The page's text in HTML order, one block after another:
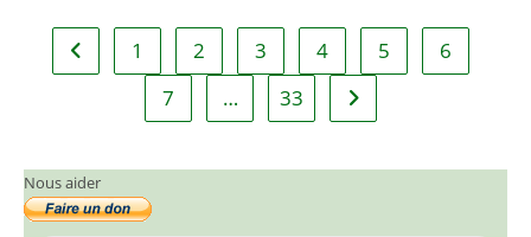
Go to the previous page
1 2 3 4 5
6
7
… 33 Aller à la page
Nous aider